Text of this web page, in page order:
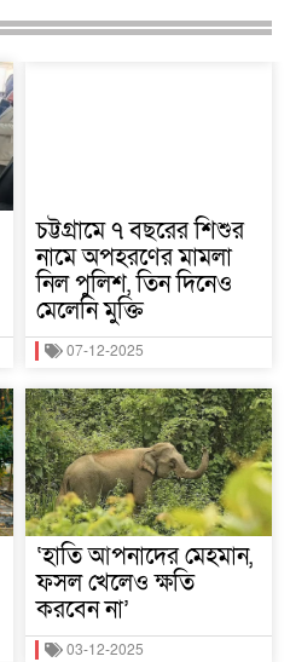
চট্টগ্রামে ৭ বছরের শিশুর
নামে অপহরণের মামলা
নিল পুলিশ, তিন দিনেও
মেলেনি মুক্তি
07-12-2025
‘হাতি আপনাদের মেহমান,
ফসল খেলেও ক্ষতি
করবেন না’
03-12-2025